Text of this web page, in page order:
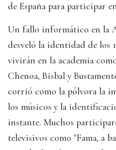
de España para participar
Un fallo informático en la
desveló la identidad de los
vivirán en la academia
Chenoa, Bisbal y
corrió como la pólvora la
los músicos y la
instante. Muchos
televisivos como "Fama, a